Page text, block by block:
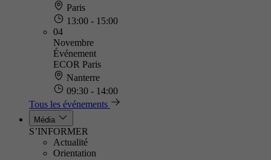
Paris
13:00 - 15:00
04
Novembre
Événement
ECOR Paris
Nanterre
09:30 - 14:00
Tous les événements
Média
S’INFORMER
Actualité
Orientation